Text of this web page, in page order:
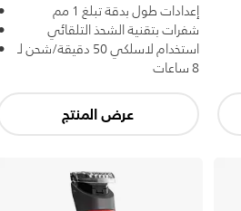
إعدادات طول بدقة تبلغ 1 مم
شفرات بتقنية الشحذ التلقائي
استخدام لاسلكي 50 دقيقة/شحن لـ
8 ساعات
عرض المنتج